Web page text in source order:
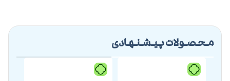
محصولات پیشنهادی